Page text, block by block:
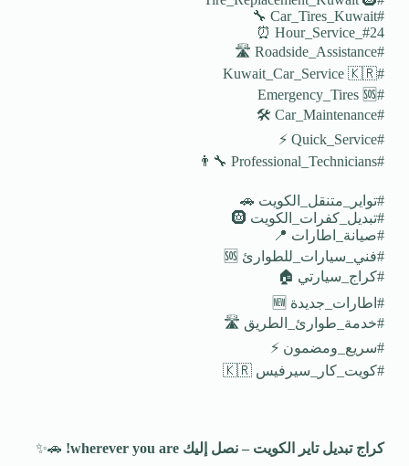
#Car_Tires_Kuwait 🔧
#24_Hour_Service ⏰
#Roadside_Assistance 🛣️
#Kuwait_Car_Service 🇰🇷
#Emergency_Tires 🆘
#Car_Maintenance 🛠️
#Quick_Service ⚡
#Professional_Technicians 👨‍🔧
#تواير_متنقل_الكويت 🚗
#تبديل_كفرات_الكويت 🛞
#صيانة_اطارات 📍
#فني_سيارات_للطوارئ 🆘
#كراج_سيارتي 🏠
#اطارات_جديدة 🆕
#خدمة_طوارئ_الطريق 🛣️
#سريع_ومضمون ⚡
#كويت_كار_سيرفيس 🇰🇷
كراج تبديل تاير الكويت – نصل إليك 🚗✨